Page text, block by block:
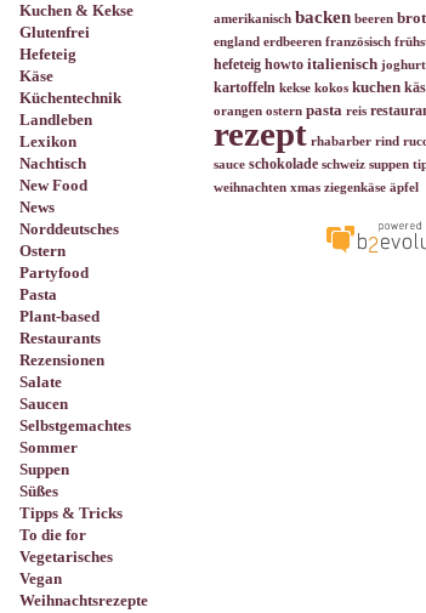
Kuchen & Kekse
Glutenfrei
Hefeteig
Käse
Küchentechnik
Landleben
Lexikon
Nachtisch
New Food
News
Norddeutsches
Ostern
Partyfood
Pasta
Plant-based
Restaurants
Rezensionen
Salate
Saucen
Selbstgemachtes
Sommer
Suppen
Süßes
Tipps & Tricks
To die for
Vegetarisches
Vegan
Weihnachtsrezepte
amerikanisch backen beeren brot
england erdbeeren französisch
hefeteig howto italienisch joghurt
kartoffeln kekse kokos kuchen
orangen ostern pasta reis
rezept rhabarber rind
sauce schokolade schweiz suppen
weihnachten xmas ziegenkäse äpfel